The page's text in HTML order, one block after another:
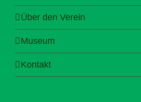
Über den Verein
Museum
Kontakt